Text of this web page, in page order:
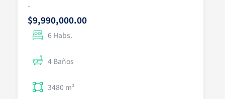
-
$9,990,000.00
6 Habs.
4 Baños
3480 m²